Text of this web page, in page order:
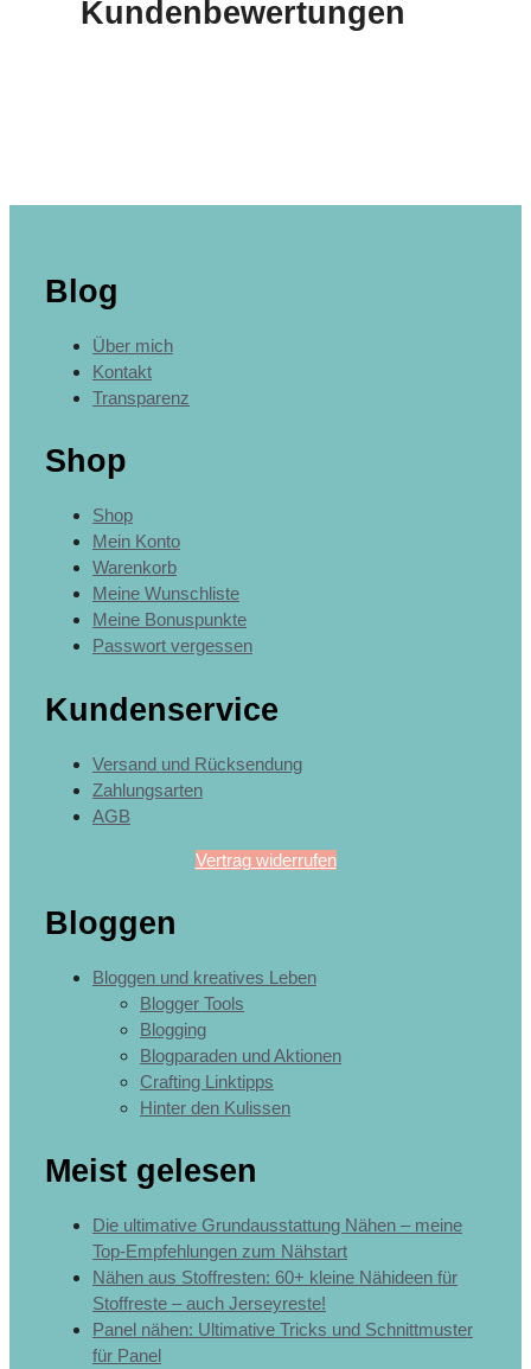
Kundenbewertungen
Blog
Über mich
Kontakt
Transparenz
Shop
Shop
Mein Konto
Warenkorb
Meine Wunschliste
Meine Bonuspunkte
Passwort vergessen
Kundenservice
Versand und Rücksendung
Zahlungsarten
AGB
Vertrag widerrufen
Bloggen
Bloggen und kreatives Leben
Blogger Tools
Blogging
Blogparaden und Aktionen
Crafting Linktipps
Hinter den Kulissen
Meist gelesen
Die ultimative Grundausstattung Nähen – meine
Top-Empfehlungen zum Nähstart
Nähen aus Stoffresten: 60+ kleine Nähideen für
Stoffreste – auch Jerseyreste!
Panel nähen: Ultimative Tricks und Schnittmuster
für Panel